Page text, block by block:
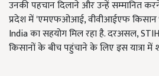
उनकी पहचान दिलाने और उन्हें सम्मानित
प्रदेश में 'एमएफओआई, वीवीआईएफ किसान
Indiaका सहयोग मिल रहा है. दरअसल,
किसानों के बीच पहुंचाने के लिए इस यात्रा में